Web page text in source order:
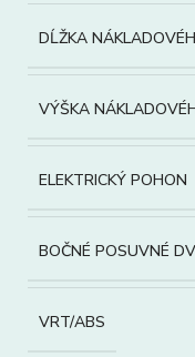
DĹŽKA
VÝŠKA
ELEKTRICKÝ POHON
BOČNÉ POSUVNÉ
VRT/ABS